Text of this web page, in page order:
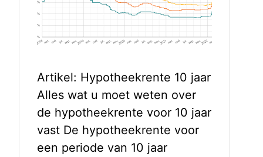
Artikel: Hypotheekrente 10 jaar
Alles wat u moet weten over
de hypotheekrente voor 10 jaar
vast De hypotheekrente voor
een periode van 10 jaar